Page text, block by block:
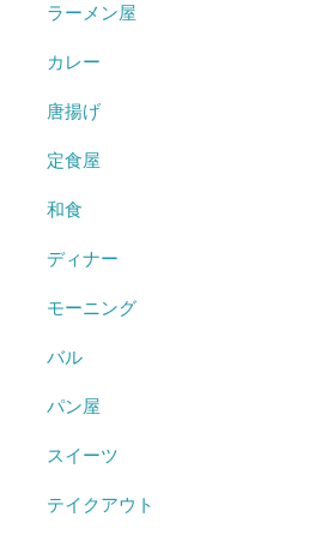
ラーメン屋
カレー
唐揚げ
定食屋
和食
ディナー
モーニング
バル
パン屋
スイーツ
テイクアウト